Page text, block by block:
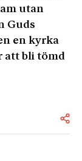
utan
Guds
en kyrka
att bli tömd